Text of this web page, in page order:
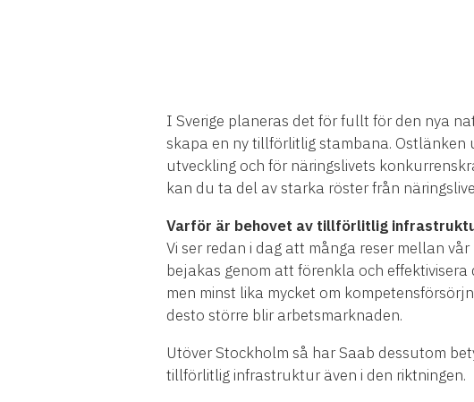
I Sverige planeras det för fullt för den nya
skapa en ny tillförlitlig stambana. Ostlänken
utveckling och för näringslivets
kan du ta del av starka röster från
Varför är behovet av tillförlitlig
Vi ser redan i dag att många reser mellan
bejakas genom att förenkla och
men minst lika mycket om
desto större blir arbetsmarknaden.
Utöver Stockholm så har Saab dessutom
tillförlitlig infrastruktur även i den riktningen.